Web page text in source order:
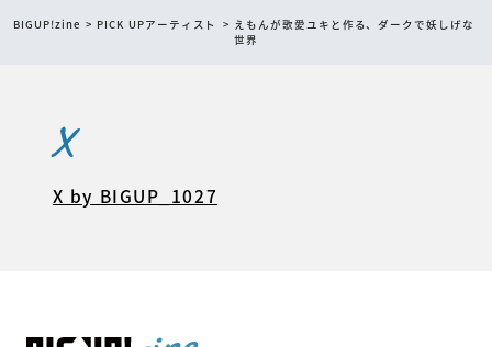
BIGUP!zine PICK UPアーティスト
えもんが歌愛ユキと作る、ダークで妖しげな
世界
X
X by BIGUP_1027